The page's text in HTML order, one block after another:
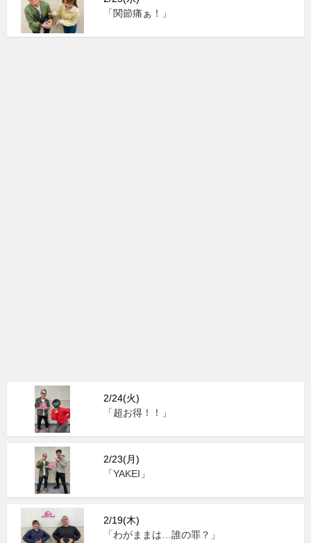
「関節痛ぁ！」
2/24(火)
「超お得！！」
2/23(月)
「YAKEI」
2/19(木)
「わがままは…誰の罪？」